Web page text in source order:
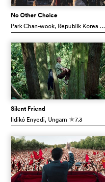
No Other Choice
Park Chan-wook, Republik Korea
Silent Friend
Ildikó Enyedi, Ungarn c7.3